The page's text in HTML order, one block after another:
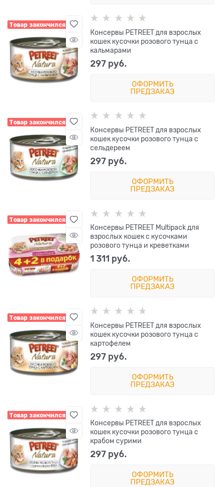
Товар закончился
Консервы PETREET для взрослых
кошек кусочки розового тунца с
кальмарами
297 руб.
ОФОРМИТЬ
ПРЕДЗАКАЗ
Товар закончился
Консервы PETREET для взрослых
кошек кусочки розового тунца с
сельдереем
297 руб.
ОФОРМИТЬ
ПРЕДЗАКАЗ
Товар закончился
Консервы PETREET Multipack для
взрослых кошек с кусочками
розового тунца и креветками
1 311 руб.
ОФОРМИТЬ
ПРЕДЗАКАЗ
Товар закончился
Консервы PETREET для взрослых
кошек кусочки розового тунца с
картофелем
297 руб.
ОФОРМИТЬ
ПРЕДЗАКАЗ
Товар закончился
Консервы PETREET для взрослых
кошек кусочки розового тунца с
крабом сурими
297 руб.
ОФОРМИТЬ
ПРЕДЗАКАЗ